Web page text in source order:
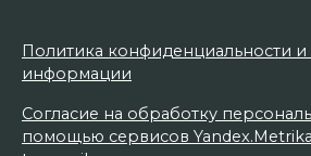
Политика конфиденциальности
информации
Согласие на обработку
помощью сервисов